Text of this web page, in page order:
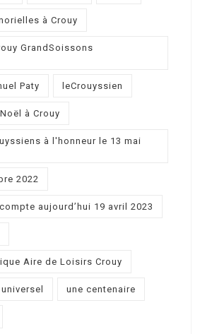
à Crouy
GrandSoissons
Paty leCrouyssien
à Crouy
à l'honneur le 13 mai
2022
aujourd’hui 19 avril 2023
Aire de Loisirs Crouy
une centenaire